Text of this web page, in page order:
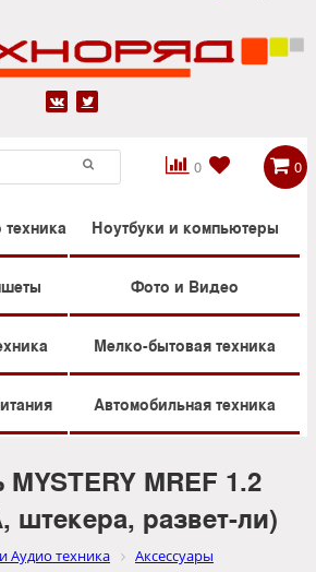
 
0

 0
Ноутбуки и компьютеры
Фото и Видео
Мелко-бытовая техника
Автомобильная техника
MYSTERY MREF 1.2
штекера, развет-ли)
Аудио техника
Аксессуары